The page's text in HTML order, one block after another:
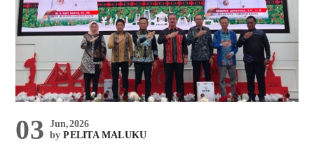
03 Jun,2026
byPELITA MALUKU